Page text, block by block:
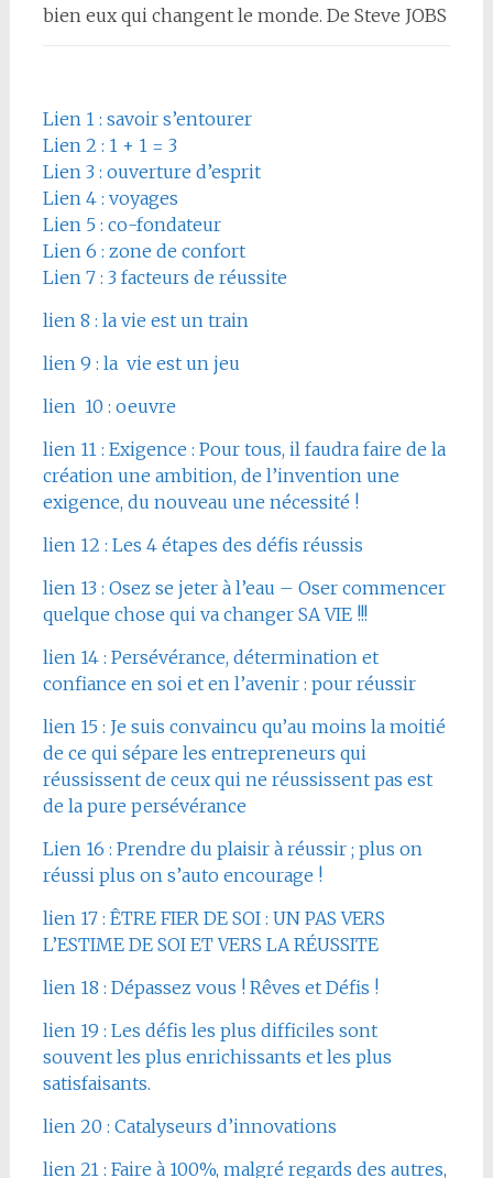
bien eux qui changent le monde. De Steve JOBS
Lien 1 : savoir s’entourer
Lien 2 : 1 + 1 = 3
Lien 3 : ouverture d’esprit
Lien 4 : voyages
Lien 5 : co-fondateur
Lien 6 : zone de confort
Lien 7 : 3 facteurs de réussite
lien 8 : la vie est un train
lien 9 : la vie est un jeu
lien 10 : oeuvre
lien 11 : Exigence : Pour tous, il faudra faire de la
création une ambition, de l’invention une
exigence, du nouveau une nécessité !
lien 12 : Les 4 étapes des défis réussis
lien 13 : Osez se jeter à l’eau – Oser commencer
quelque chose qui va changer SA VIE !!!
lien 14 : Persévérance, détermination et
confiance en soi et en l’avenir : pour réussir
lien 15 : Je suis convaincu qu’au moins la moitié
de ce qui sépare les entrepreneurs qui
réussissent de ceux qui ne réussissent pas est
de la pure persévérance
Lien 16 : Prendre du plaisir à réussir ; plus on
réussi plus on s’auto encourage !
lien 17 : ÊTRE FIER DE SOI : UN PAS VERS
L’ESTIME DE SOI ET VERS LA RÉUSSITE
lien 18 : Dépassez vous ! Rêves et Défis !
lien 19 : Les défis les plus difficiles sont
souvent les plus enrichissants et les plus
satisfaisants.
lien 20 : Catalyseurs d’innovations
lien 21 : Faire à 100%, malgré regards des autres,